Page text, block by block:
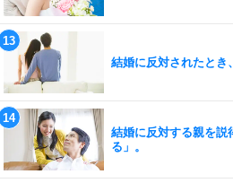
結婚に反対されたとき
結婚に反対する親を説
る」。